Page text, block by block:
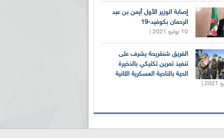
إصابة الوزير الأول أيمن بن عبد
الرحمان بكوفيد-19
10 يوليو 2021 |
الفريق شنقريحة يشرف على
تنفيذ تمرين تكتيكي بالذخيرة
الحية بالناحية العسكرية الثانية